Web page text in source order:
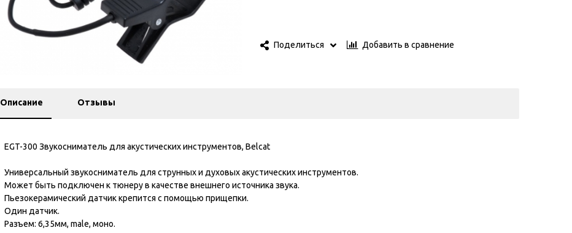
Поделиться Добавить в сравнение
Описание Отзывы
EGT-300 Звукосниматель для акустических инструментов, Belcat
Универсальный звукосниматель для струнных и духовых акустических инструментов.
Может быть подключен к тюнеру в качестве внешнего источника звука.
Пьезокерамический датчик крепится с помощью прищепки.
Один датчик.
Разъем: 6,35мм, male, моно.